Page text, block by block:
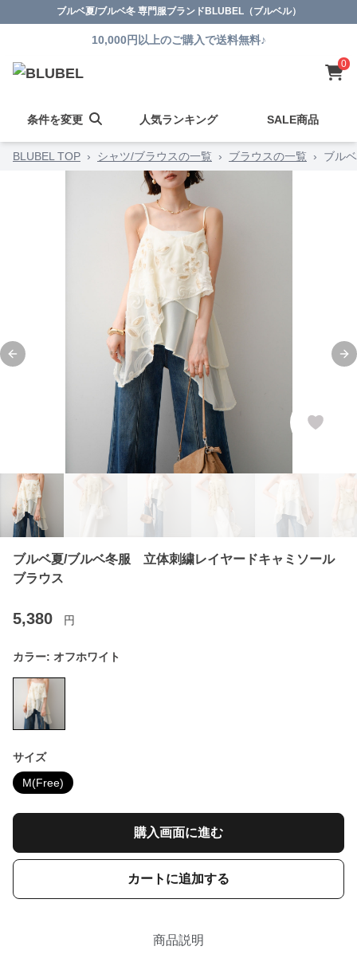
ブルベ夏/ブルベ冬 専門服ブランドBLUBEL（ブルベル）
10,000円以上のご購入で送料無料♪
0
条件を変更 人気ランキング SALE商品
BLUBEL TOP › シャツ/ブラウスの一覧 › ブラウスの一覧 › ブル
Previous slide
ブルベ夏/ブルベ冬服 立体刺繍レイヤードキャミソール
ブラウス
5,380 円
カラー: オフホワイト
サイズ
M(Free)
購入画面に進む
カートに追加する
商品説明